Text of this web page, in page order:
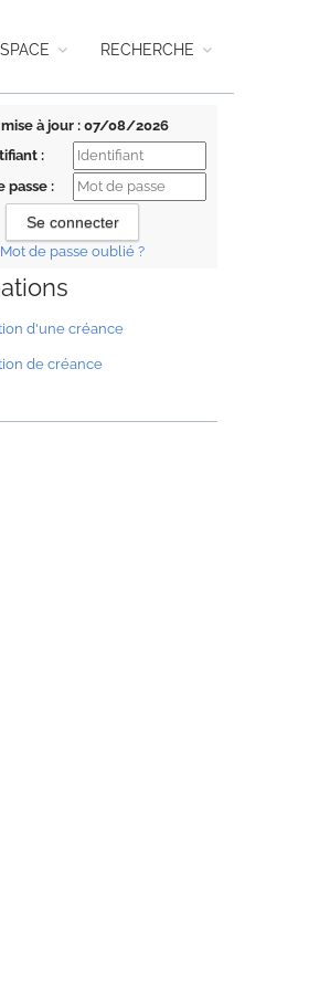
RECHERCHE
à jour : 07/08/2026
:
passe :
Mot de passe oublié ?
d'une créance
de créance